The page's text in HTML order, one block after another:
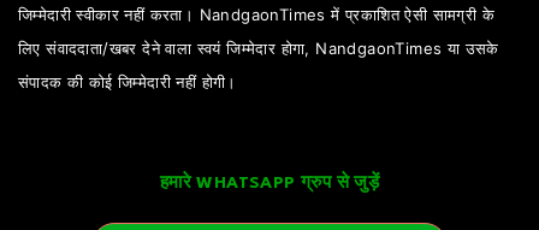
जिम्मेदारी स्वीकार नहीं करता। NandgaonTimes में प्रकाशित ऐसी सामग्री के
लिए संवाददाता/खबर देने वाला स्वयं जिम्मेदार होगा, NandgaonTimes या उसके
संपादक की कोई जिम्मेदारी नहीं होगी।
हमारे WHATSAPP ग्रुप से जुड़ें